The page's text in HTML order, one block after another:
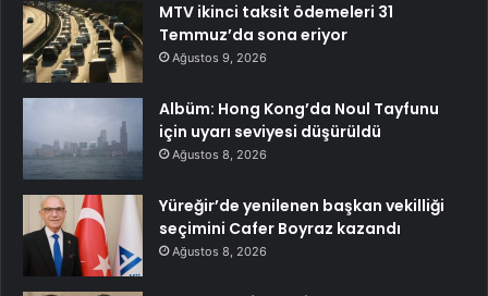
MTV ikinci taksit ödemeleri 31
Temmuz’da sona eriyor
Ağustos 9, 2026
Albüm: Hong Kong’da Noul Tayfunu
için uyarı seviyesi düşürüldü
Ağustos 8, 2026
Yüreğir’de yenilenen başkan vekilliği
seçimini Cafer Boyraz kazandı
Ağustos 8, 2026